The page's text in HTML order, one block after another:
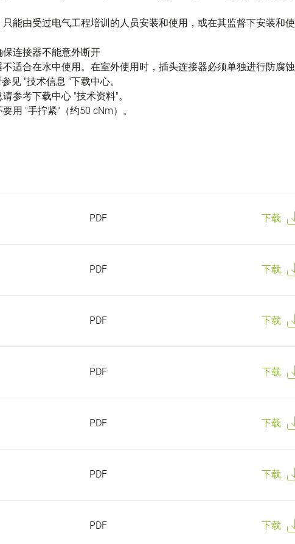
能由受过电气工程培训的人员安装和使用，或在其监督下安装和使
连接器不能意外断开
适合在水中使用。在室外使用时，插头连接器必须单独进行防腐蚀
见 "技术信息 "下载中心。
参考下载中心 "技术资料"。
用 "手拧紧"（约50 cNm）。
PDF 下载
PDF 下载
PDF 下载
PDF 下载
PDF 下载
PDF 下载
PDF 下载